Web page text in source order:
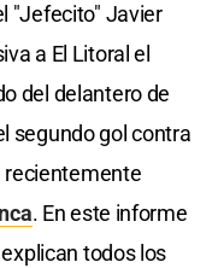
"Jefecito" Javier
a El Litoral el
del delantero de
segundo gol contra
recientemente
. En este informe
todos los